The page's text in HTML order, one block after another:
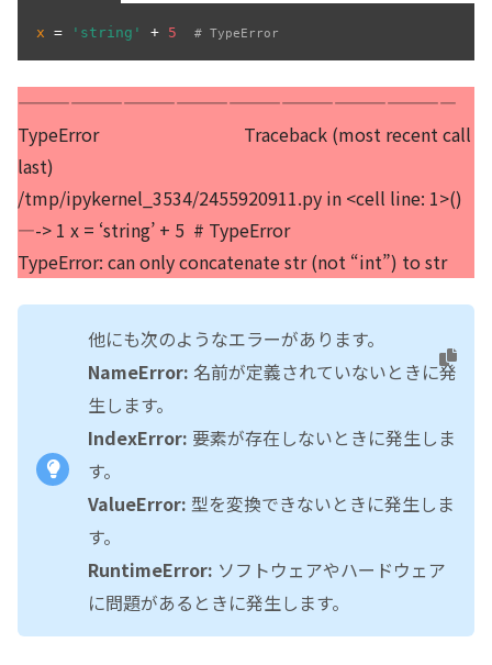
x = 'string' + 5 # TypeError
—————————————————————————
TypeError Traceback (most recent call
last)
/tmp/ipykernel_3534/2455920911.py in <cell line: 1>()
—-> 1 x = ‘string’ + 5 # TypeError
TypeError: can only concatenate str (not “int”) to str
他にも次のようなエラーがあります。
NameError: 名前が定義されていないときに発
生します。
IndexError: 要素が存在しないときに発生しま
す。
ValueError: 型を変換できないときに発生しま
す。
RuntimeError: ソフトウェアやハードウェア
に問題があるときに発生します。